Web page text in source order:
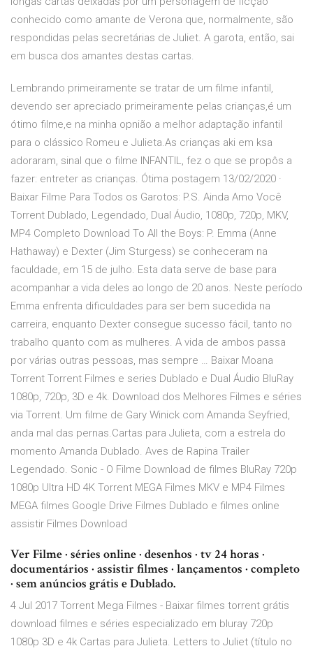
conhecido como amante de Verona que, normalmente, são
respondidas pelas secretárias de Juliet. A garota, então, sai
em busca dos amantes destas cartas.
Lembrando primeiramente se tratar de um filme infantil,
devendo ser apreciado primeiramente pelas crianças,é um
ótimo filme,e na minha opnião a melhor adaptação infantil
para o clássico Romeu e Julieta.As crianças aki em ksa
adoraram, sinal que o filme INFANTIL, fez o que se propôs a
fazer: entreter as crianças. Ótima postagem 13/02/2020 ·
Baixar Filme Para Todos os Garotos: P.S. Ainda Amo Você
Torrent Dublado, Legendado, Dual Áudio, 1080p, 720p, MKV,
MP4 Completo Download To All the Boys: P. Emma (Anne
Hathaway) e Dexter (Jim Sturgess) se conheceram na
faculdade, em 15 de julho. Esta data serve de base para
acompanhar a vida deles ao longo de 20 anos. Neste período
Emma enfrenta dificuldades para ser bem sucedida na
carreira, enquanto Dexter consegue sucesso fácil, tanto no
trabalho quanto com as mulheres. A vida de ambos passa
por várias outras pessoas, mas sempre … Baixar Moana
Torrent Torrent Filmes e series Dublado e Dual Áudio BluRay
1080p, 720p, 3D e 4k. Download dos Melhores Filmes e séries
via Torrent. Um filme de Gary Winick com Amanda Seyfried,
anda mal das pernas.Cartas para Julieta, com a estrela do
momento Amanda Dublado. Aves de Rapina Trailer
Legendado. Sonic - O Filme Download de filmes BluRay 720p
1080p Ultra HD 4K Torrent MEGA Filmes MKV e MP4 Filmes
MEGA filmes Google Drive Filmes Dublado e filmes online
assistir Filmes Download
Ver Filme · séries online · desenhos · tv 24 horas ·
documentários · assistir filmes · lançamentos · completo
· sem anúncios grátis e Dublado.
4 Jul 2017 Torrent Mega Filmes - Baixar filmes torrent grátis
download filmes e séries especializado em bluray 720p
1080p 3D e 4k Cartas para Julieta. Letters to Juliet (título no